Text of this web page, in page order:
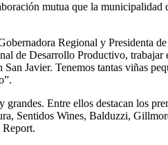
mutua que la municipalidad
Regional y Presidenta
de Desarrollo Productivo, trabajar
Javier. Tenemos tantas viñas
Entre ellos destacan los
Sentidos Wines, Balduzzi,
Report.